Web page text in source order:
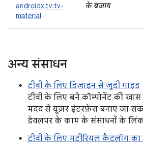
androidx.tv:tv-
material
के बजाय
अन्य संसाधन
टीवी के लिए डिज़ाइन से जुड़ी गाइड
टीवी के लिए बने कॉम्पोनेंट की
मदद से यूज़र इंटरफ़ेस बनाए जा
डेवलपर के काम के संसाधनों के लिंक
टीवी के लिए मटीरियल कैटलॉग